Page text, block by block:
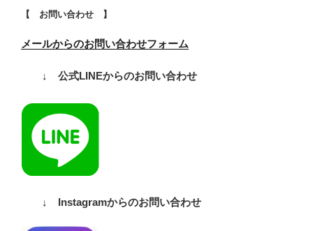
【 お問い合わせ 】
メールからのお問い合わせフォーム
↓ 公式LINEからのお問い合わせ
↓ Instagramからのお問い合わせ